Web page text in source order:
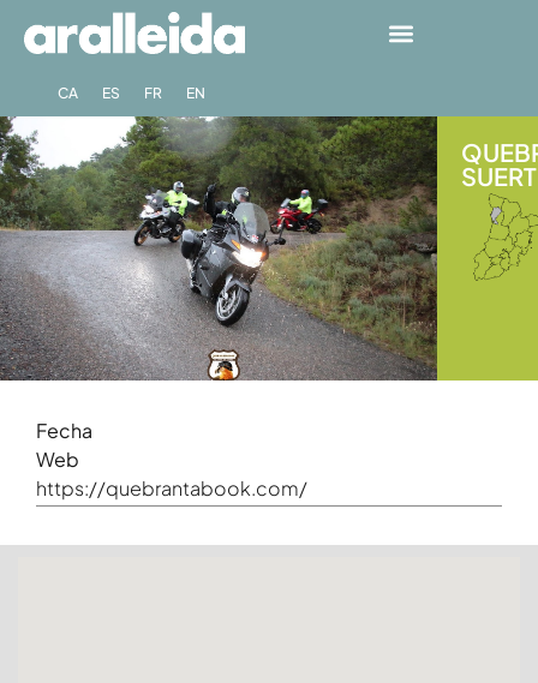
CA ES FR EN
Fecha
Web
https://quebrantabook.com/